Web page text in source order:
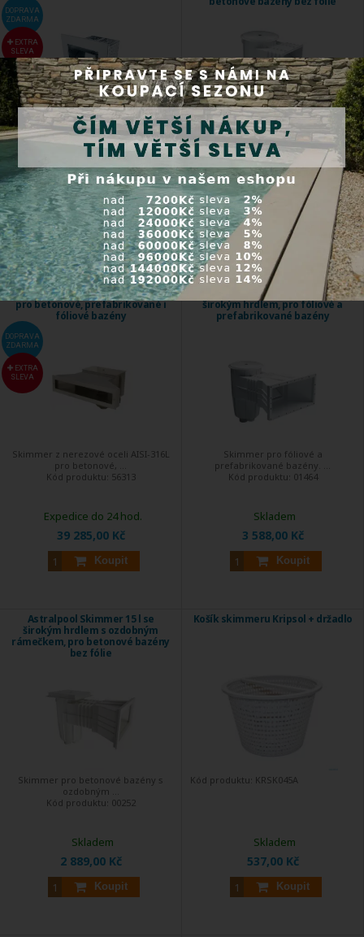
DOPRAVA
ZDARMA
EXTRA
SLEVA
Vyroben s nerezové oceli AISI-316.
Kód produktu:07521
10 854,00 Kč
Koupit
Do 5 dnů
Skimmer pro betonové bazény bez
ozdobného ...
Kód produktu:00250
1 890,00 Kč
Koupit
Expedice do 24 hod.
Astralpool nerezový Skimmer Slim
pro betonové, prefabrikované i
fóliové bazény
DOPRAVA
ZDARMA
EXTRA
SLEVA
Skimmer z nerezové oceli AISI-316L
pro betonové, ...
Kód produktu: 56313
39 285,00 Kč
Koupit
Expedice do 24 hod.
Astralpool Skimmer 15 l se
širokým hrdlem, pro fóliové a
prefabrikované bazény
Skimmer pro fóliové a
prefabrikované bazény. ...
Kód produktu: 01464
3 588,00 Kč
Koupit
Skladem
Astralpool Skimmer 15 l se
širokým hrdlem s ozdobným
rámečkem, pro betonové bazény
bez fólie
Skimmer pro betonové bazény s
ozdobným ...
Kód produktu: 00252
2 889,00 Kč
Koupit
Skladem
Košík skimmeru Kripsol + držadlo
Kód produktu: KRSK045A
537,00 Kč
Koupit
Skladem